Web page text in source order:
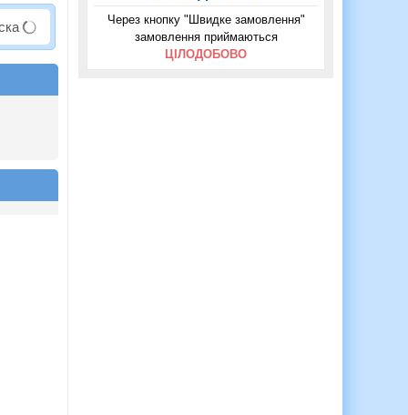
Через кнопку "Швидке замовлення"
замовлення приймаються
ЦІЛОДОБОВО